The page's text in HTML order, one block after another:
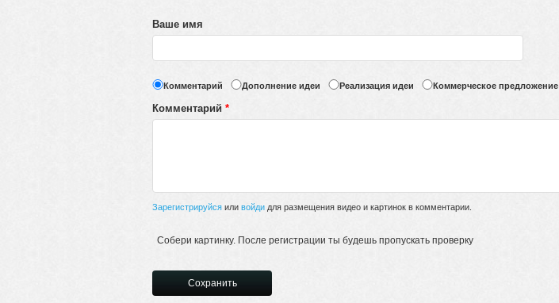
Ваше имя
Комментарий Дополнение идеи Реализация идеи Коммерческое предложение
Комментарий *
Зарегистрируйся или войди для размещения видео и картинок в комментарии.
Собери картинку. После регистрации ты будешь пропускать проверку